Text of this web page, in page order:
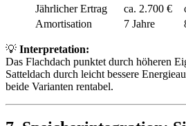
Jährlicher Ertrag
ca. 2.700 €
Amortisation
7 Jahre
💡 Interpretation:
Das Flachdach punktet durch höheren
Satteldach durch leicht bessere
beide Varianten rentabel.